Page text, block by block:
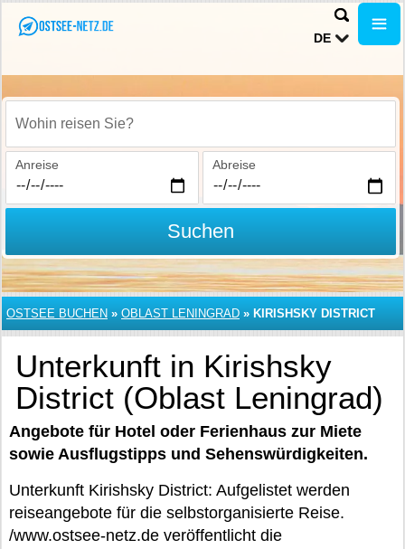
DE
Wohin reisen Sie?
Anreise Abreise
Suchen
OSTSEE BUCHEN » OBLAST LENINGRAD » KIRISHSKY DISTRICT
Unterkunft in Kirishsky
District (Oblast Leningrad)
Angebote für Hotel oder Ferienhaus zur Miete
sowie Ausflugstipps und Sehenswürdigkeiten.
Unterkunft Kirishsky District: Aufgelistet werden
reiseangebote für die selbstorganisierte Reise.
/www.ostsee-netz.de veröffentlicht die